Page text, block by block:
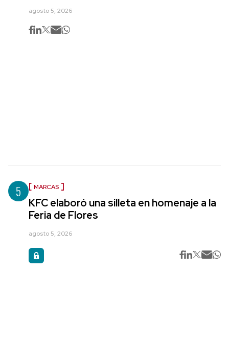
agosto 5, 2026
5 MARCAS
KFC elaboró una silleta en homenaje a la
Feria de Flores
agosto 5, 2026